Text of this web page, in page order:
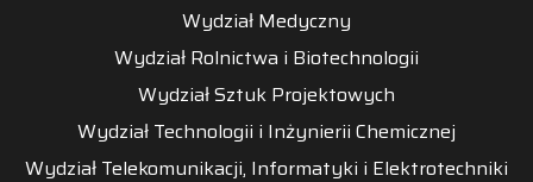
Wydział Medyczny
Wydział Rolnictwa i Biotechnologii
Wydział Sztuk Projektowych
Wydział Technologii i Inżynierii Chemicznej
Wydział Telekomunikacji, Informatyki i Elektrotechniki